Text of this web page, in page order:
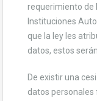
requerimiento de
Instituciones
que la ley les
datos, estos
De existir una
datos